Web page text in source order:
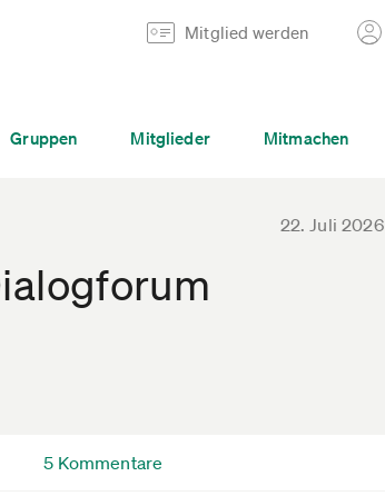
Mitglied werden
Gruppen Mitglieder Mitmachen
22. Juli 2026
5 Kommentare